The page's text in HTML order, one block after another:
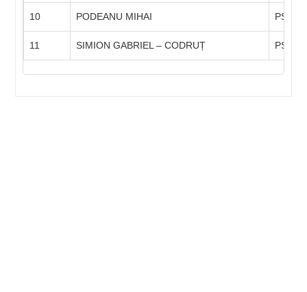
10 PODEANU MIHAI PSD
11 SIMION GABRIEL – CODRUȚ PSD